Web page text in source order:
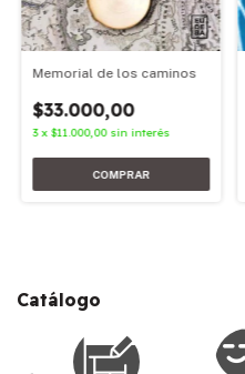
Memorial de los caminos
$33.000,00
3 x $11.000,00 sin interés
Catálogo